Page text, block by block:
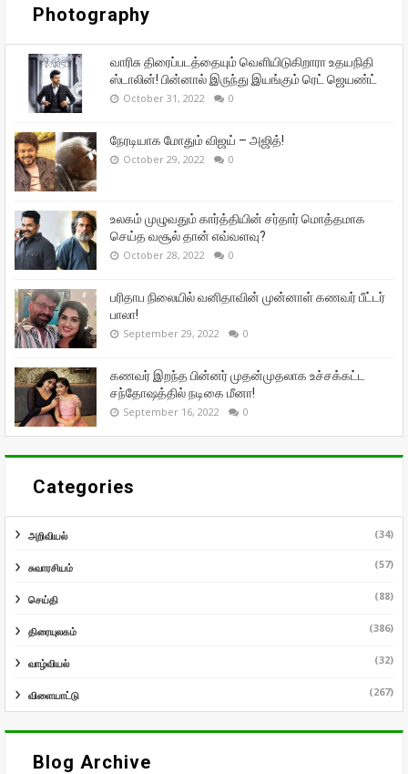
Photography
வாரிசு திரைப்படத்தையும் வெளியிடுகிறாரா உதயநிதி
ஸ்டாலின்! பின்னால் இருந்து இயங்கும் ரெட் ஜெயண்ட்
October 31, 2022 0
நேரடியாக மோதும் விஜய் – அஜித்!
October 29, 2022 0
உலகம் முழுவதும் கார்த்தியின் சர்தார் மொத்தமாக
செய்த வசூல் தான் எவ்வளவு?
October 28, 2022 0
பரிதாப நிலையில் வனிதாவின் முன்னாள் கணவர் பீட்டர்
பாலா!
September 29, 2022 0
கணவர் இறந்த பின்னர் முதன்முதலாக உச்சக்கட்ட
சந்தோஷத்தில் நடிகை மீனா!
September 16, 2022 0
Categories
அறிவியல் (34)
சுவாரசியம் (57)
செய்தி (88)
திரையுலகம் (386)
வாழ்வியல் (32)
விளையாட்டு (267)
Blog Archive